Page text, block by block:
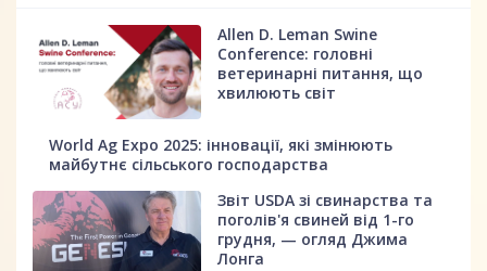
Allen D. Leman Swine
Conference: головні
ветеринарні питання, що
хвилюють світ
World Ag Expo 2025: інновації, які змінюють
майбутнє сільського господарства
Звіт USDA зі свинарства та
поголів'я свиней від 1-го
грудня, — огляд Джима
Лонга